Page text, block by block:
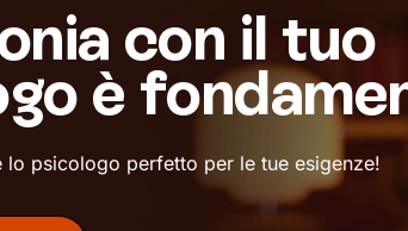
con il tuo
è
lo psicologo perfetto per le tue esigenze!